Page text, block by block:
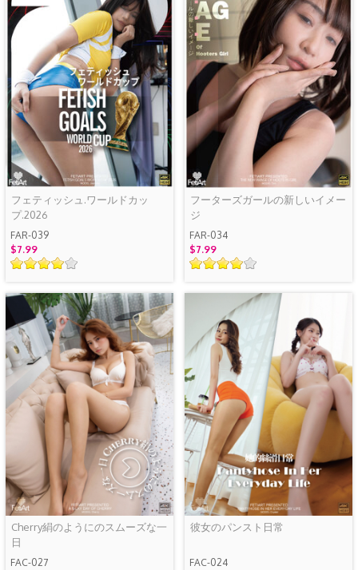
フェティッシュ.ワールドカッ
プ.2026
FAR-039
$7.99
フーターズガールの新しいイメー
ジ
FAR-034
$7.99
Cherry絹のようにのスムーズな一
日
FAC-027
彼女のパンスト日常
FAC-024